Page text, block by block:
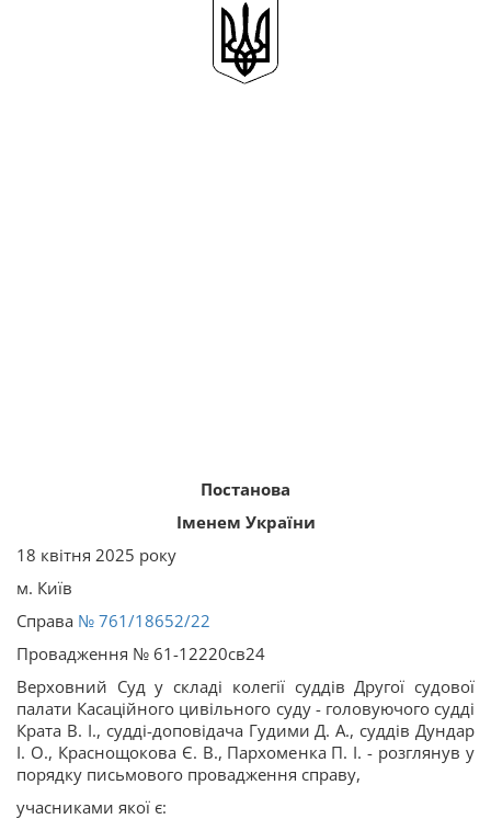
Постанова
Іменем України
18 квітня 2025 року
м. Київ
Справа № 761/18652/22
Провадження № 61-12220св24
Верховний Суд у складі колегії суддів Другої судової
палати Касаційного цивільного суду - головуючого судді
Крата В. І., судді-доповідача Гудими Д. А., суддів Дундар
І. О., Краснощокова Є. В., Пархоменка П. І. - розглянув у
порядку письмового провадження справу,
учасниками якої є: